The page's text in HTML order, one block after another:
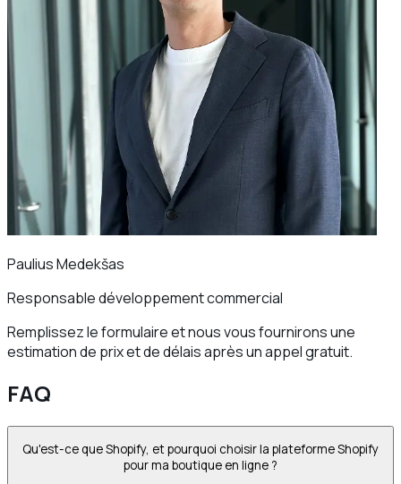
Paulius Medekšas
Responsable développement commercial
Remplissez le formulaire et nous vous fournirons une
estimation de prix et de délais après un appel gratuit.
FAQ
Qu'est-ce que Shopify, et pourquoi choisir la plateforme Shopify
pour ma boutique en ligne ?